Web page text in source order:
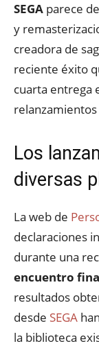
SEGA parece
y
creadora de
reciente éxito
cuarta entrega
Los
diversas
La web de
declaraciones
durante una
encuentro
resultados
desde SEGA
la biblioteca